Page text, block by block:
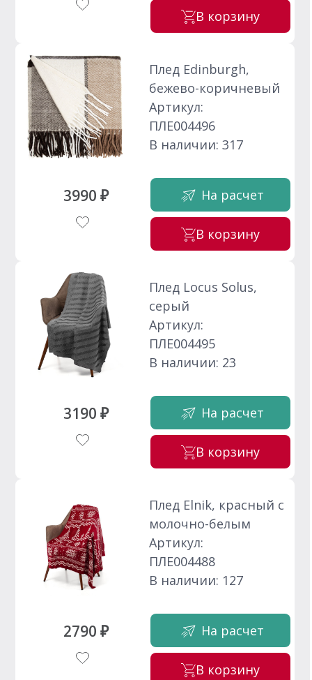
В корзину
3990 ₽
Плед Edinburgh,
бежево-коричневый
Артикул:
ПЛЕ004496
В наличии: 317
На расчет
В корзину
3190 ₽
Плед Locus Solus,
серый
Артикул:
ПЛЕ004495
В наличии: 23
На расчет
В корзину
2790 ₽
Плед Elnik, красный с
молочно-белым
Артикул:
ПЛЕ004488
В наличии: 127
На расчет
В корзину